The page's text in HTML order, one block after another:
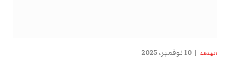
الهدهد 10 نوفمبر، 2025